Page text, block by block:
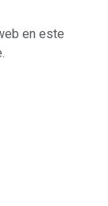
en este